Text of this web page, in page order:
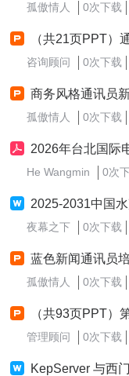
孤傲情人 0次下载
（共21页PPT）
咨询顾问 0次下载
商务风格通讯员
孤傲情人 0次下载
2026年台北国际
He Wangmin 0次
2025-2031中国水声通讯和水声
夜幕之下 0次下载
蓝色新闻通讯员
孤傲情人 0次下载
（共93页PPT）
管理顾问 0次下载
KepServer 与西